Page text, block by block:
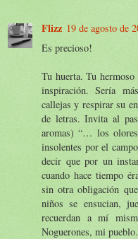
Flizz 19 de agosto de
Es precioso!
Tu huerta. Tu hermoso
inspiración. Sería
callejas y respirar su
de letras. Invita al
aromas) “… los olores
insolentes por el
decir que por un
cuando hace tiempo
sin otra obligación
niños se ensucian,
recuerdan a mí
Noguerones, mi